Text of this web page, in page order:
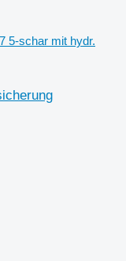
5-schar mit hydr.